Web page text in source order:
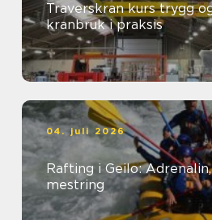
Traverskran kurs trygg og effektiv
kranbruk i praksis
04. juli 2026
Rafting i Geilo:
mestring